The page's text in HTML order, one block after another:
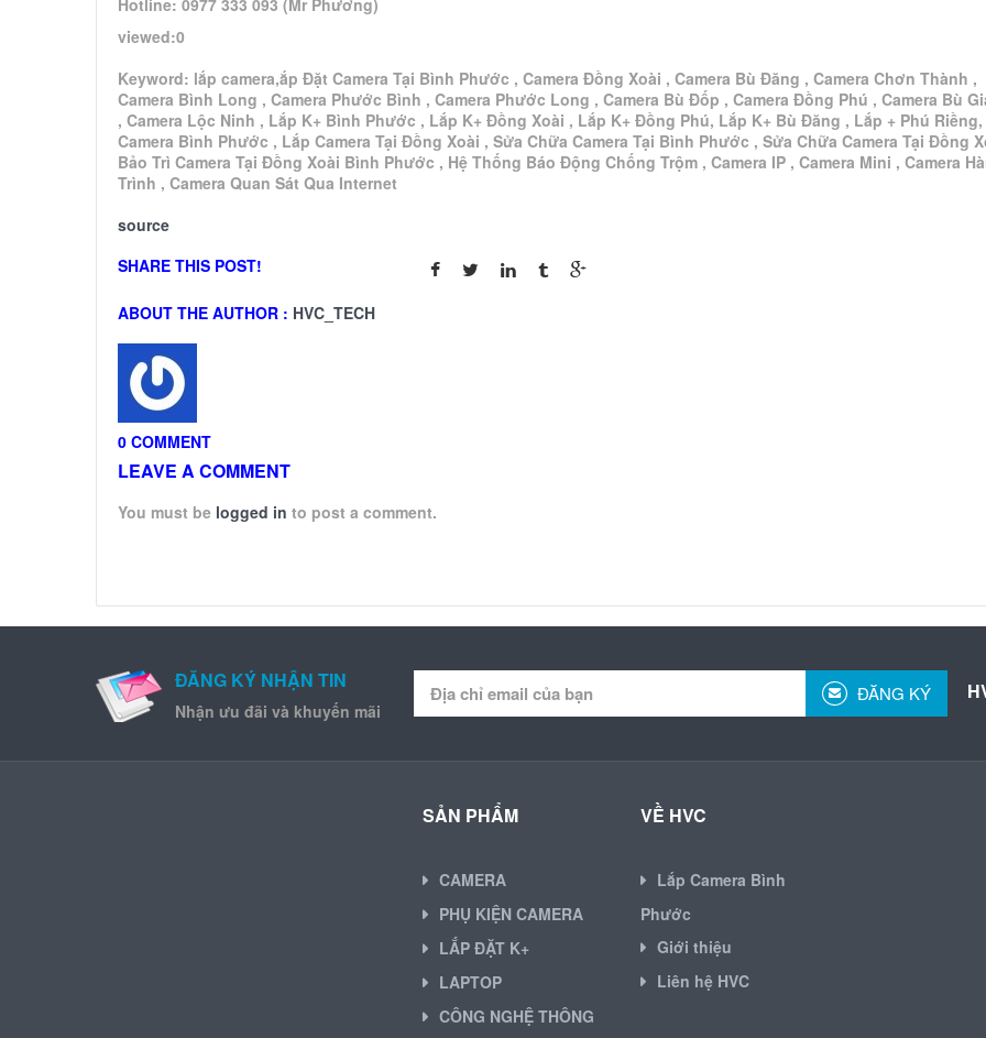
Hotline: 0977 333 093 (Mr Phương)
viewed:0
Keyword: lắp camera,ắp Đặt Camera Tại Bình Phước , Camera Đồng Xoài , Camera Bù Đăng , Camera Chơn Thành ,
Camera Bình Long , Camera Phước Bình , Camera Phước Long , Camera Bù Đốp , Camera Đồng Phú , Camera Bù
, Camera Lộc Ninh , Lắp K+ Bình Phước , Lắp K+ Đồng Xoài , Lắp K+ Đồng Phú, Lắp K+ Bù Đăng , Lắp + Phú
Camera Bình Phước , Lắp Camera Tại Đồng Xoài , Sửa Chữa Camera Tại Bình Phước , Sửa Chữa Camera Tại Đồng
Bảo Trì Camera Tại Đồng Xoài Bình Phước , Hệ Thống Báo Động Chống Trộm , Camera IP , Camera Mini , Camera
Trình , Camera Quan Sát Qua Internet
source
SHARE THIS POST!
ABOUT THE AUTHOR : HVC_TECH
0 COMMENT
LEAVE A COMMENT
You must be logged in to post a comment.
ĐĂNG KÝ NHẬN TIN
Nhận ưu đãi và khuyến mãi
ĐĂNG KÝ
SẢN PHẨM
CAMERA
PHỤ KIỆN CAMERA
LẮP ĐẶT K+
LAPTOP
CÔNG NGHỆ THÔNG
VỀ HVC
Lắp Camera Bình
Phước
Giới thiệu
Liên hệ HVC